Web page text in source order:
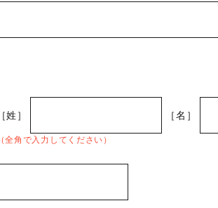
［姓］ ［名］
（全角で入力してください）